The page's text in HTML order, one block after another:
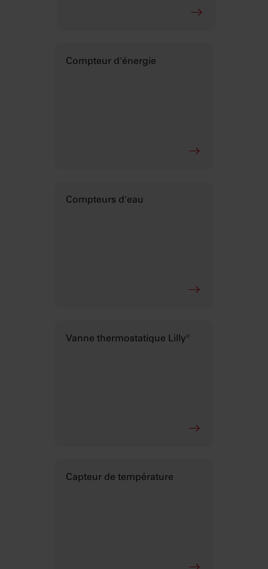
Compteur d'énergie
Compteurs d'eau
Vanne thermostatique Lilly®
Capteur de température